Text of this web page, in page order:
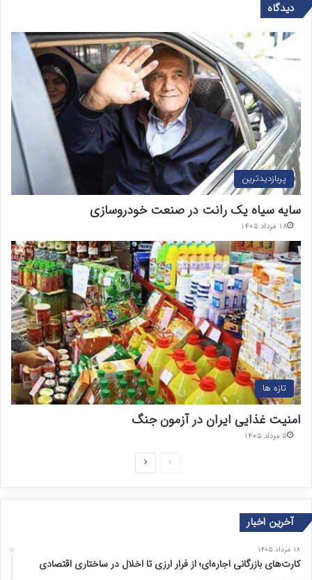
دیدگاه
پربازدیدترین
سایه سیاه یک رانت در صنعت خودروسازی
۱۸ مرداد ۱۴۰۵
تازه ها
امنیت غذایی ایران در آزمون جنگ
۵ مرداد ۱۴۰۵
ح
ب
ح
ع
آخرین اخبار
۱۸ مرداد ۱۴۰۵
کارت‌های بازرگانی اجاره‌ای؛ از فرار ارزی تا اخلال در ساختاری اقتصادی